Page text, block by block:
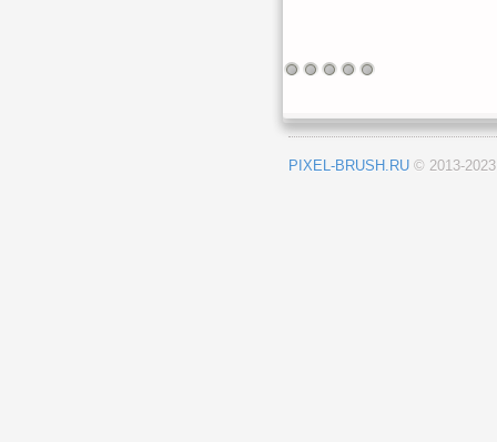
PIXEL-BRUSH.RU © 2013-